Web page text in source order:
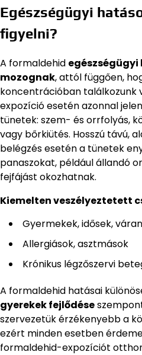
Egészségügyi
figyelni?
A formaldehid
mozognak, attól függően,
koncentrációban találkozunk
expozíció esetén azonnal
tünetek: szem- és orrfolyás,
vagy bőrkiütés. Hosszú távú,
belégzés esetén a tünetek
panaszokat, például állandó
fejfájást okozhatnak.
Kiemelten veszélyeztetett
Gyermekek, idősek,
Allergiások, asztmások
Krónikus légzőszervi
A formaldehid hatásai
gyerekek fejlődése
szervezetük érzékenyebb a
ezért minden esetben
formaldehid-expozíciót